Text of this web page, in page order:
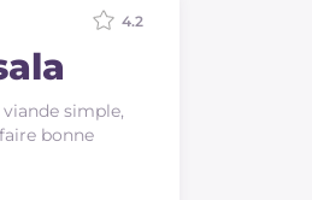
simple,
bonne
4.2